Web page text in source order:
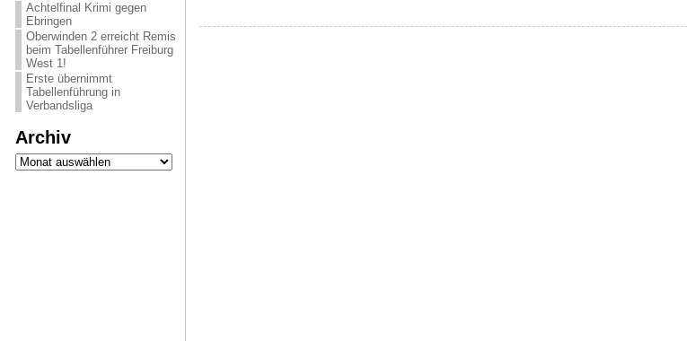
Achtelfinal Krimi gegen
Ebringen
Oberwinden 2 erreicht Remis
beim Tabellenführer Freiburg
West 1!
Erste übernimmt
Tabellenführung in
Verbandsliga
Archiv
Archiv